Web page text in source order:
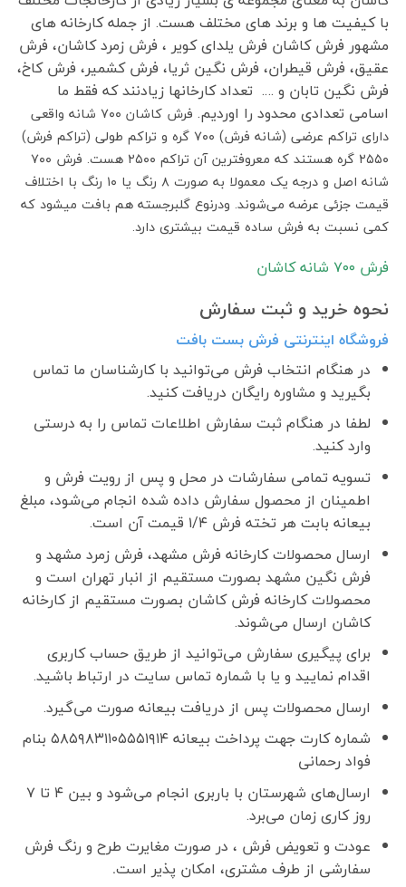
با کیفیت ها و برند های مختلف هست. از جمله کارخانه های
مشهور فرش کاشان فرش یلدای کویر ، فرش زمرد کاشان، فرش
عقیق، فرش قیطران، فرش نگین ثریا، فرش کشمیر، فرش کاخ،
فرش نگین تابان و …. تعداد کارخانها زیادنند که فقط ما
اسامی تعدادی محدود را اوردیم.
فرش کاشان ۷۰۰ شانه واقعی
دارای تراکم عرضی (شانه فرش) ۷۰۰ گره و تراکم طولی (تراکم فرش)
۲۵۵۰ گره هستند که معروفترین آن تراکم ۲۵۰۰ هست. فرش ۷۰۰
شانه اصل و درجه یک معمولا به صورت ۸ رنگ یا ۱۰ رنگ با اختلاف
قیمت جزئی عرضه می‌شوند. ودرنوع گلبرجسته هم بافت میشود که
کمی نسبت به فرش ساده قیمت بیشتری دارد.
فرش ٧٠٠ شانه کاشان
نحوه خرید و ثبت سفارش
فروشگاه اینترنتی فرش بست بافت
در هنگام انتخاب فرش می‌توانید با کارشناسان ما تماس
بگیرید و مشاوره رایگان دریافت کنید.
لطفا در هنگام ثبت سفارش اطلاعات تماس را به درستی
وارد کنید.
تسویه تمامی سفارشات در محل و پس از رویت فرش و
اطمینان از محصول سفارش داده شده انجام می‌شود، مبلغ
بیعانه بابت هر تخته فرش ۱/۴ قیمت آن است.
ارسال محصولات کارخانه فرش مشهد، فرش زمرد مشهد و
فرش نگین مشهد بصورت مستقیم از انبار تهران است و
محصولات کارخانه فرش کاشان بصورت مستقیم از کارخانه
کاشان ارسال می‌شوند.
برای پیگیری سفارش می‌توانید از طریق حساب کاربری
اقدام نمایید و یا با شماره تماس سایت در ارتباط باشید.
ارسال محصولات پس از دریافت بیعانه صورت می‌گیرد.
شماره کارت جهت پرداخت بیعانه ۵۸۵۹۸۳۱۱۰۵۵۵۱۹۱۴ بنام
فواد رحمانی
ارسال‌های شهرستان با باربری انجام می‌شود و بین ۴ تا ۷
روز کاری زمان می‌برد.
عودت و تعویض فرش ، در صورت مغایرت طرح و رنگ فرش
سفارشی از طرف مشتری، امکان پذیر است.